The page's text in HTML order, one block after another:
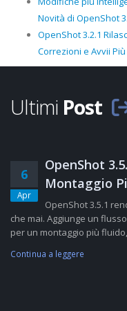
Novità di OpenShot
OpenShot 3.2.1
Correzioni e Avvii Più
Ultimi Post
6
Apr
OpenShot
Montaggio
OpenShot 3.5.1
che mai. Aggiunge un
per un montaggio più
Continua a leggere